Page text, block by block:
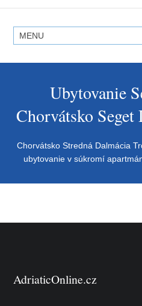
Ubytovanie
Chorvátsko
Chorvátsko Stredná Dalmácia
ubytovanie v súkromí
AdriaticOnline.cz